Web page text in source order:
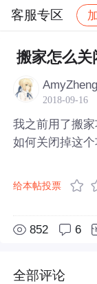
客服专区
社区 客服专
搬家怎么关
AmyZheng_
2018-09-16
我之前用了搬
如何关闭掉这
给本帖投票
852 6
全部评论